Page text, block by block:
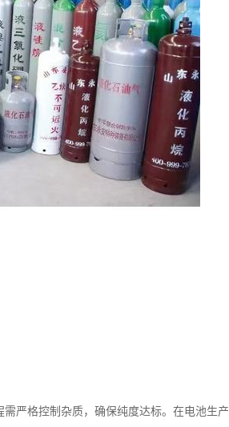
严格控制杂质，确保纯度达标。在电池生产